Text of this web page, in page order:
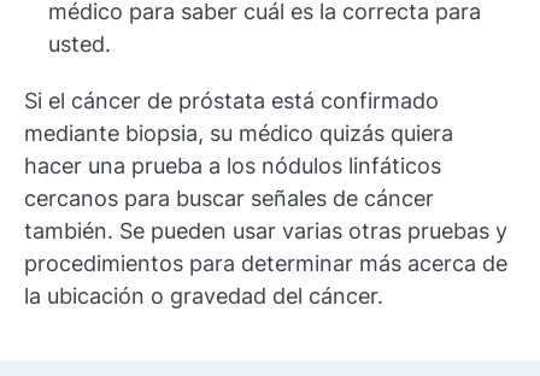
médico para saber cuál es la correcta para
usted.
Si el cáncer de próstata está confirmado
mediante biopsia, su médico quizás quiera
hacer una prueba a los nódulos linfáticos
cercanos para buscar señales de cáncer
también. Se pueden usar varias otras pruebas y
procedimientos para determinar más acerca de
la ubicación o gravedad del cáncer.